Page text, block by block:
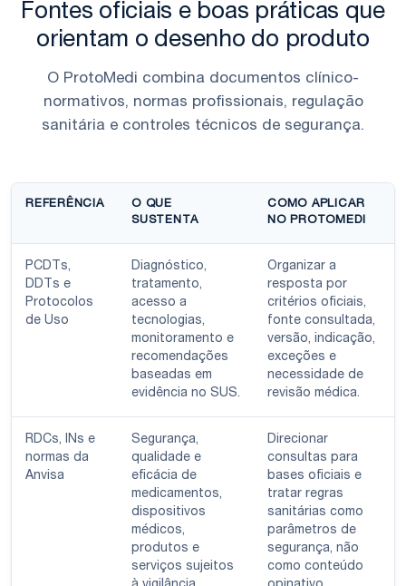
Fontes oficiais e boas práticas que
orientam o desenho do produto
O ProtoMedi combina documentos clínico-
normativos, normas profissionais, regulação
sanitária e controles técnicos de segurança.
REFERÊNCIA
O QUE
SUSTENTA
COMO APLICAR
NO PROTOMEDI
PCDTs,
DDTs e
Protocolos
de Uso
Diagnóstico,
tratamento,
acesso a
tecnologias,
monitoramento e
recomendações
baseadas em
evidência no SUS.
Organizar a
resposta por
critérios oficiais,
fonte consultada,
versão, indicação,
exceções e
necessidade de
revisão médica.
RDCs, INs e
normas da
Anvisa
Segurança,
qualidade e
eficácia de
medicamentos,
dispositivos
médicos,
produtos e
serviços sujeitos
Direcionar
consultas para
bases oficiais e
tratar regras
sanitárias como
parâmetros de
segurança, não
como conteúdo